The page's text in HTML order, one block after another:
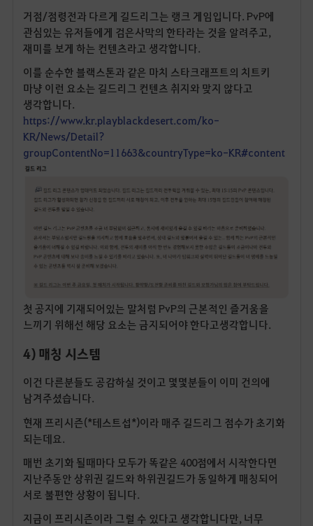
거점/점령전과 다르게 길드리그는 랭크 게임입니다. PvP에
관심있는 유저들에게 검은사막의 한타라는 것을 알려주고,
재미를 보게 하는 컨텐츠라고 생각합니다.
이를 순수한 블랙스톤과 같은 마치 스타크래프트의 치트키
마냥 이런 요소는 길드리그 컨텐츠 취지와 맞지 않다고
생각합니다.
https://www.kr.playblackdesert.com/ko-
KR/News/Detail?
groupContentNo=11663&countryType=ko-KR#content
첫 공지에 기재되어있는 말처럼 PvP의 근본적인 즐거움을
느끼기 위해선 해당 요소는 금지되어야 한다고생각합니다.
4) 매칭 시스템
이건 다른분들도 공감하실 것이고 몇몇분들이 이미 건의에
남겨주셨습니다.
현재 프리시즌(*테스트섭*)이라 매주 길드리그 점수가 초기화
되는데요.
매번 초기화 될때마다 모두가 똑같은 400점에서 시작한다면
지난주동안 상위권 길드와 하위권길드가 동일하게 매칭되어
서로 불편한 상황이 됩니다.
지금이 프리시즌이라 그럴 수 있다고 생각합니다만, 너무